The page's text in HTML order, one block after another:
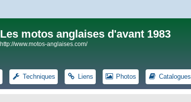
Les motos anglaises d'avant 1983
http://www.motos-anglaises.com/
Techniques Liens Photos Catalogues